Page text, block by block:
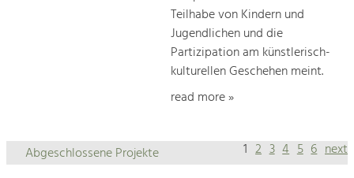
Teilhabe von Kindern und
Jugendlichen und die
Partizipation am künstlerisch-
kulturellen Geschehen meint.
read more »
1 2 3 4 5 6 next
Abgeschlossene Projekte